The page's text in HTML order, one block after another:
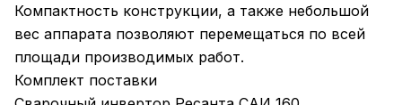
Компактность конструкции, а также небольшой
вес аппарата позволяют перемещаться по всей
площади производимых работ.
Комплект поставки